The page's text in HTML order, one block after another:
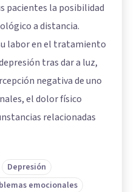
pacientes la posibilidad
a distancia.
labor en el tratamiento
tras dar a luz,
negativa de uno
el dolor físico
relacionadas
Depresión
emocionales